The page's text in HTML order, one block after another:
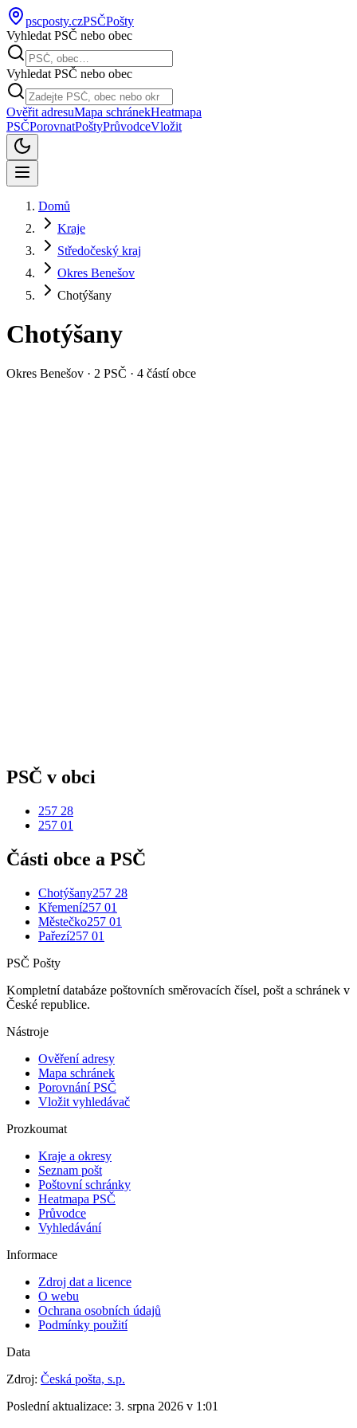
pscposty.czPSČPošty
Vyhledat PSČ nebo obec
Vyhledat PSČ nebo obec
Ověřit adresuMapa schránekHeatmapa
PSČPorovnatPoštyPrůvodceVložit
Domů
Kraje
Středočeský kraj
Okres Benešov
Chotýšany
Chotýšany
Okres Benešov · 2 PSČ · 4 částí obce
PSČ v obci
257 28
257 01
Části obce a PSČ
Chotýšany257 28
Křemení257 01
Městečko257 01
Pařezí257 01
PSČ Pošty
Kompletní databáze poštovních směrovacích čísel, pošt a schránek v
České republice.
Nástroje
Ověření adresy
Mapa schránek
Porovnání PSČ
Vložit vyhledávač
Prozkoumat
Kraje a okresy
Seznam pošt
Poštovní schránky
Heatmapa PSČ
Průvodce
Vyhledávání
Informace
Zdroj dat a licence
O webu
Ochrana osobních údajů
Podmínky použití
Data
Zdroj: Česká pošta, s.p.
Poslední aktualizace: 3. srpna 2026 v 1:01